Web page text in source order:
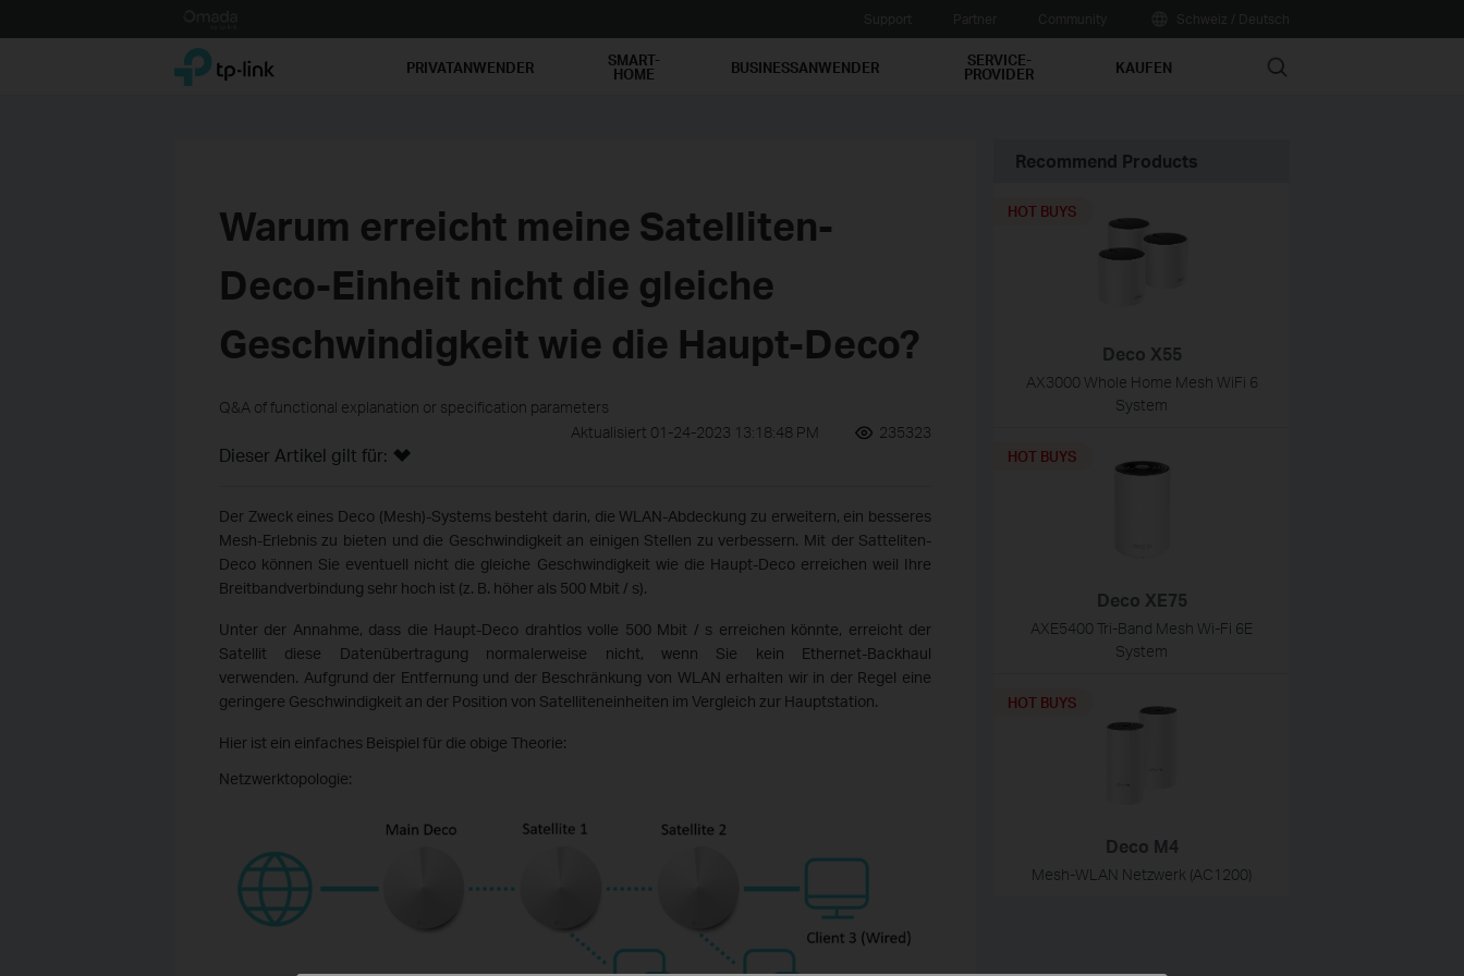
to
TP-Link, Reliably Smart PRIVATANWENDER SMART-
HOME BUSINESSANWENDER SERVICE-
PROVIDER KAUFEN Search
Warum erreicht meine Satelliten-
Deco-Einheit nicht die gleiche
Geschwindigkeit wie die Haupt-Deco?
Q&A of functional explanation or specification parameters
Aktualisiert 01-24-2023 13:18:48 PM
235323
Dieser Artikel gilt für:
Der Zweck eines Deco (Mesh)-Systems besteht darin, die WLAN-Abdeckung zu erweitern, ein besseres
Mesh-Erlebnis zu bieten und die Geschwindigkeit an einigen Stellen zu verbessern. Mit der Satteliten-
Deco können Sie eventuell nicht die gleiche Geschwindigkeit wie die Haupt-Deco erreichen weil Ihre
Breitbandverbindung sehr hoch ist (z. B. höher als 500 Mbit / s).
Unter der Annahme, dass die Haupt-Deco drahtlos volle 500 Mbit / s erreichen könnte, erreicht der
Satellit diese Datenübertragung normalerweise nicht, wenn Sie kein Ethernet-Backhaul
verwenden. Aufgrund der Entfernung und der Beschränkung von WLAN erhalten wir in der Regel eine
geringere Geschwindigkeit an der Position von Satelliteneinheiten im Vergleich zur Hauptstation.
Hier ist ein einfaches Beispiel für die obige Theorie:
Netzwerktopologie:
Recommend Products
Deco X55
AX3000 Whole Home Mesh WiFi 6
System
HOT BUYS
Deco XE75
AXE5400 Tri-Band Mesh Wi-Fi 6E
System
HOT BUYS
Deco M4
Mesh-WLAN Netzwerk (AC1200)
HOT BUYS